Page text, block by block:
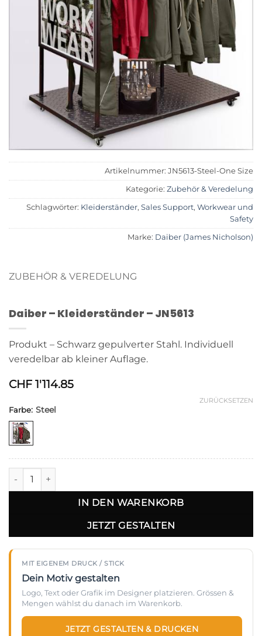
Artikelnummer: JN5613-Steel-One Size
Kategorie: Zubehör & Veredelung
Schlagwörter: Kleiderständer, Sales Support, Workwear und
Safety
Marke: Daiber (James Nicholson)
ZUBEHÖR & VEREDELUNG
Daiber – Kleiderständer – JN5613
Produkt – Schwarz gepulverter Stahl. Individuell
veredelbar ab kleiner Auflage.
CHF 1'114.85
Farbe: Steel
ZURÜCKSETZEN
Daiber - Kleiderständer - JN5613 Menge
IN DEN WARENKORB
JETZT GESTALTEN
Alternative:
MIT EIGENEM DRUCK / STICK
Dein Motiv gestalten
Logo, Text oder Grafik im Designer platzieren. Grössen &
Mengen wählst du danach im Warenkorb.
JETZT GESTALTEN & DRUCKEN